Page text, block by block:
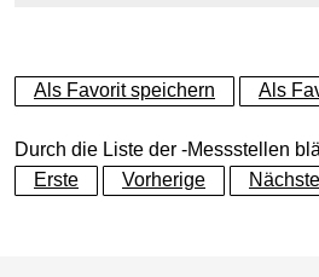
+
−
Als Favorit speichern Als
Durch die Liste der -Messstellen
Erste
Vorherige Nächste